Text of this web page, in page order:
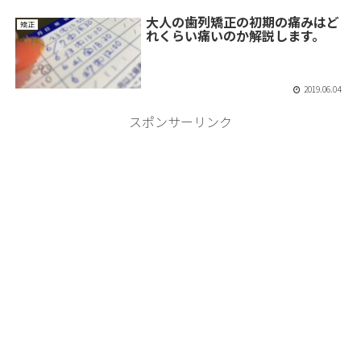
矯正 大人の歯列矯正の初期の痛みはど
れくらい痛いのか解説します。
2019.06.04
スポンサーリンク